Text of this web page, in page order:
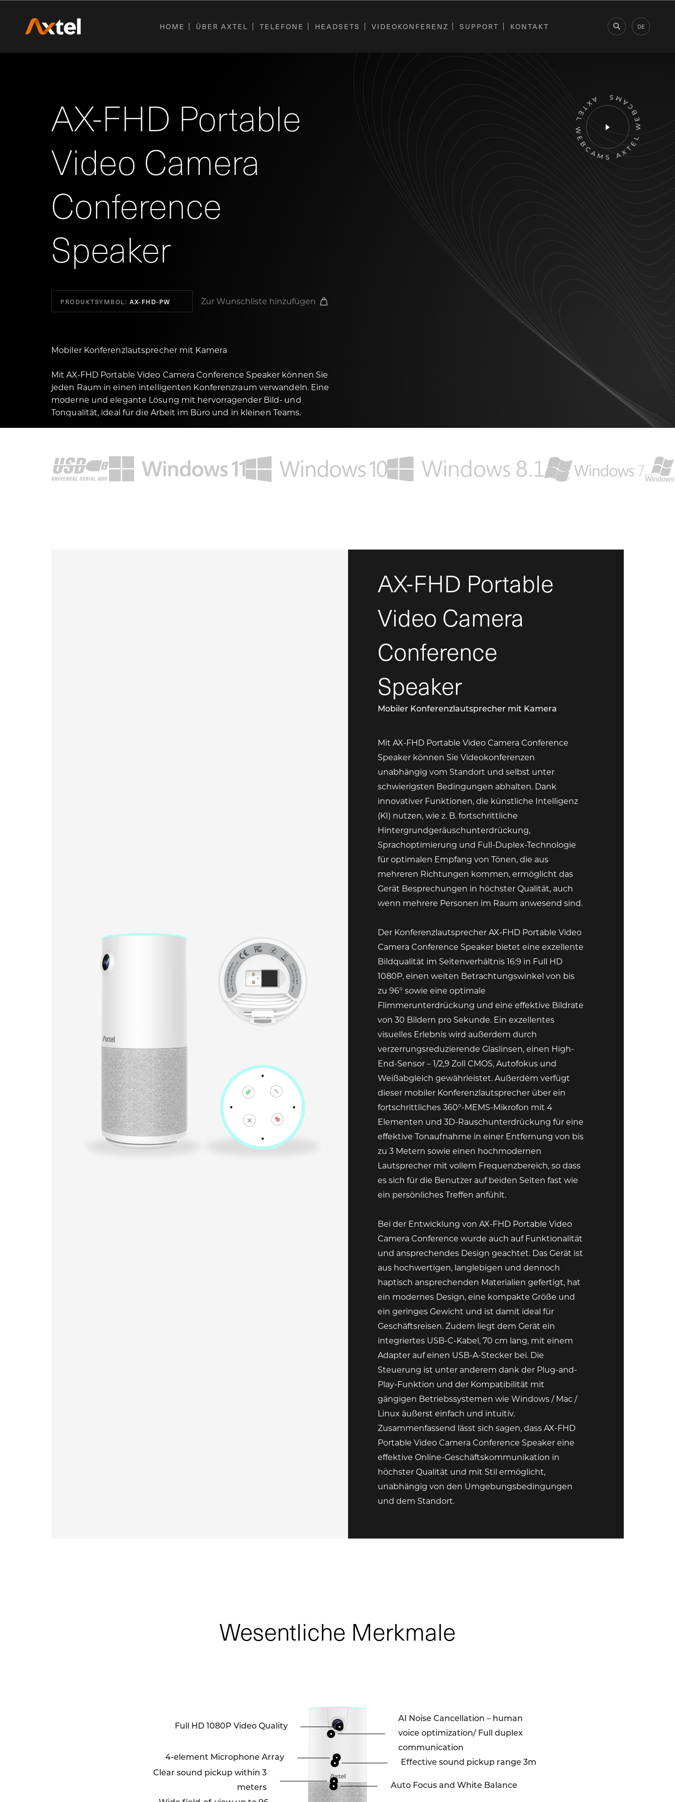
HOME ÜBER AXTEL TELEFONE HEADSETS VIDEOKONFERENZ SUPPORT KONTAKT DE
AXTEL WEBCAMS AXTEL WEBCAMS
AX-FHD Portable
Video Camera
Conference
Speaker
PRODUKTSYMBOL: AX-FHD-PW Zur Wunschliste hinzufügen
Mobiler Konferenzlautsprecher mit Kamera
Mit AX-FHD Portable Video Camera Conference Speaker können Sie
jeden Raum in einen intelligenten Konferenzraum verwandeln. Eine
moderne und elegante Lösung mit hervorragender Bild- und
Tonqualität, ideal für die Arbeit im Büro und in kleinen Teams.
AX-FHD Portable
Video Camera
Conference
Speaker
Mobiler Konferenzlautsprecher mit Kamera
Mit AX-FHD Portable Video Camera Conference
Speaker können Sie Videokonferenzen
unabhängig vom Standort und selbst unter
schwierigsten Bedingungen abhalten. Dank
innovativer Funktionen, die künstliche Intelligenz
(KI) nutzen, wie z. B. fortschrittliche
Hintergrundgeräuschunterdrückung,
Sprachoptimierung und Full-Duplex-Technologie
für optimalen Empfang von Tönen, die aus
mehreren Richtungen kommen, ermöglicht das
Gerät Besprechungen in höchster Qualität, auch
wenn mehrere Personen im Raum anwesend sind.
Der Konferenzlautsprecher AX-FHD Portable Video
Camera Conference Speaker bietet eine exzellente
Bildqualität im Seitenverhältnis 16:9 in Full HD
1080P, einen weiten Betrachtungswinkel von bis
zu 96° sowie eine optimale
Flimmerunterdrückung und eine effektive Bildrate
von 30 Bildern pro Sekunde. Ein exzellentes
visuelles Erlebnis wird außerdem durch
verzerrungsreduzierende Glaslinsen, einen High-
End-Sensor – 1/2,9 Zoll CMOS, Autofokus und
Weißabgleich gewährleistet. Außerdem verfügt
dieser mobiler Konferenzlautsprecher über ein
fortschrittliches 360°-MEMS-Mikrofon mit 4
Elementen und 3D-Rauschunterdrückung für eine
effektive Tonaufnahme in einer Entfernung von bis
zu 3 Metern sowie einen hochmodernen
Lautsprecher mit vollem Frequenzbereich, so dass
es sich für die Benutzer auf beiden Seiten fast wie
ein persönliches Treffen anfühlt.
Bei der Entwicklung von AX-FHD Portable Video
Camera Conference wurde auch auf Funktionalität
und ansprechendes Design geachtet. Das Gerät ist
aus hochwertigen, langlebigen und dennoch
haptisch ansprechenden Materialien gefertigt, hat
ein modernes Design, eine kompakte Größe und
ein geringes Gewicht und ist damit ideal für
Geschäftsreisen. Zudem liegt dem Gerät ein
integriertes USB-C-Kabel, 70 cm lang, mit einem
Adapter auf einen USB-A-Stecker bei. Die
Steuerung ist unter anderem dank der Plug-and-
Play-Funktion und der Kompatibilität mit
gängigen Betriebssystemen wie Windows / Mac /
Linux äußerst einfach und intuitiv.
Zusammenfassend lässt sich sagen, dass AX-FHD
Portable Video Camera Conference Speaker eine
effektive Online-Geschäftskommunikation in
höchster Qualität und mit Stil ermöglicht,
unabhängig von den Umgebungsbedingungen
und dem Standort.
Wesentliche Merkmale
Full HD 1080P Video Quality
AI Noise Cancellation – human
voice optimization/ Full duplex
communication
4-element Microphone Array
Clear sound pickup within 3
meters
Effective sound pickup range 3m
Auto Focus and White Balance